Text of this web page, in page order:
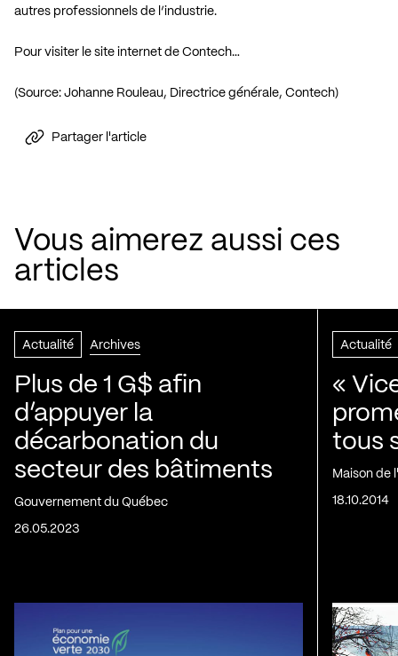
autres professionnels de l’industrie.
Pour visiter le site internet de Contech…
(Source: Johanne Rouleau, Directrice générale, Contech)
Partager l'article
Vous aimerez aussi ces
articles
Actualité Archives
Plus de 1 G$ afin
d’appuyer la
décarbonation du
secteur des bâtiments
Gouvernement du Québec
26.05.2023
Actualité
«
tous
Maison de
18.10.2014